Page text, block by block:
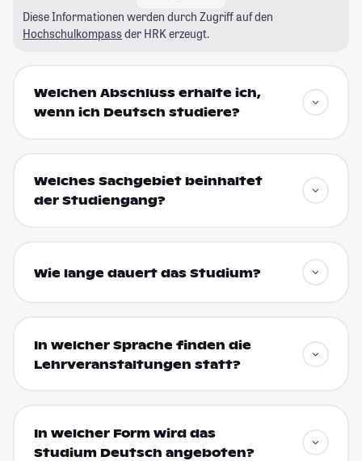
Diese Informationen werden durch Zugriff auf den
Hochschulkompass der HRK erzeugt.
Welchen Abschluss erhalte ich,
wenn ich Deutsch studiere?
Welches Sachgebiet beinhaltet
der Studiengang?
Wie lange dauert das Studium?
In welcher Sprache finden die
Lehrveranstaltungen statt?
In welcher Form wird das
Studium Deutsch angeboten?